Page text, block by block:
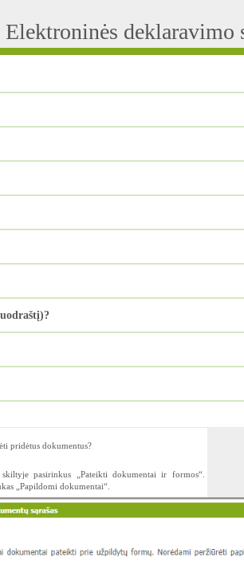
Elektroninės deklaravimo
pridėtus dokumentus?
pasirinkus „Pateikti dokumentai ir formos“.
„Papildomi dokumentai“.